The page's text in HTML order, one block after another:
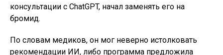
консультации с ChatGPT, начал заменять его на
бромид.
По словам медиков, он мог неверно истолковать
рекомендации ИИ, либо программа предложила